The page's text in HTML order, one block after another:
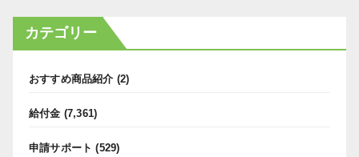
カテゴリー
おすすめ商品紹介 (2)
給付金 (7,361)
申請サポート (529)